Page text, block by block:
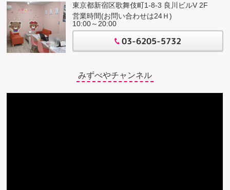
東京都新宿区歌舞伎町1-8-3 良川ビルV 2F
営業時間(お問い合わせは24Ｈ)
10:00～20:00
03-6205-5732
みずべやチャンネル